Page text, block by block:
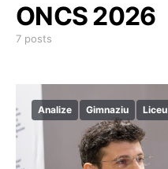
ONCS 2026
7 posts
Analize Gimnaziu Liceu